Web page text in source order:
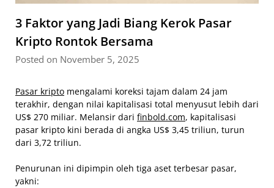
3 Faktor yang Jadi Biang Kerok Pasar
Kripto Rontok Bersama
Posted on November 5, 2025
Pasar kripto mengalami koreksi tajam dalam 24 jam
terakhir, dengan nilai kapitalisasi total menyusut lebih dari
US$ 270 miliar. Melansir dari finbold.com, kapitalisasi
pasar kripto kini berada di angka US$ 3,45 triliun, turun
dari 3,72 triliun.
Penurunan ini dipimpin oleh tiga aset terbesar pasar,
yakni: